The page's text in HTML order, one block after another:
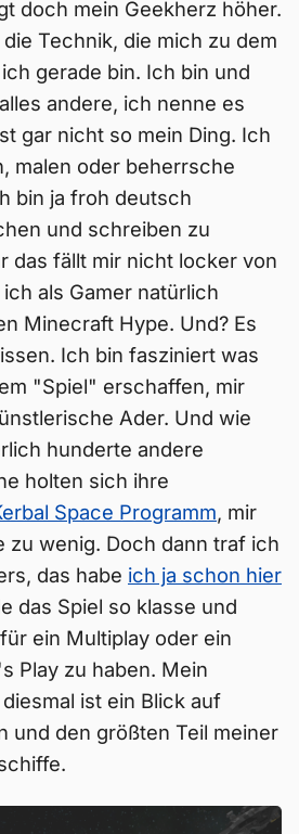
doch mein Geekherz höher.
Technik, die mich zu dem
gerade bin. Ich bin und
andere, ich nenne es
gar nicht so mein Ding. Ich
malen oder beherrsche
bin ja froh deutsch
und schreiben zu
das fällt mir nicht locker von
als Gamer natürlich
Minecraft Hype. Und? Es
Ich bin fasziniert was
"Spiel" erschaffen, mir
Ader. Und wie
hunderte andere
holten sich ihre
Space Programm, mir
zu wenig. Doch dann traf ich
das habe ich ja schon hier
das Spiel so klasse und
ein Multiplay oder ein
Play zu haben. Mein
ist ein Blick auf
und den größten Teil meiner